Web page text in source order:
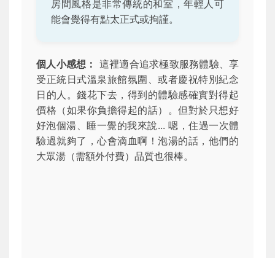
房間風格是非常傳統的和室，年輕人可
能會覺得有點太正式或拘謹。
個人小感想： 這裡適合追求極致服務體驗、享
受正統日式溫泉旅館氛圍、或者慶祝特別紀念
日的人。錢花下去，得到的體驗感確實對得起
價格（如果你負擔得起的話）。但對於只想好
好泡個湯、睡一覺的我來說... 嗯，住過一次體
驗過就夠了，心會滴血啊！泡湯的話，他們的
大眾湯（需額外付費）品質也很棒。